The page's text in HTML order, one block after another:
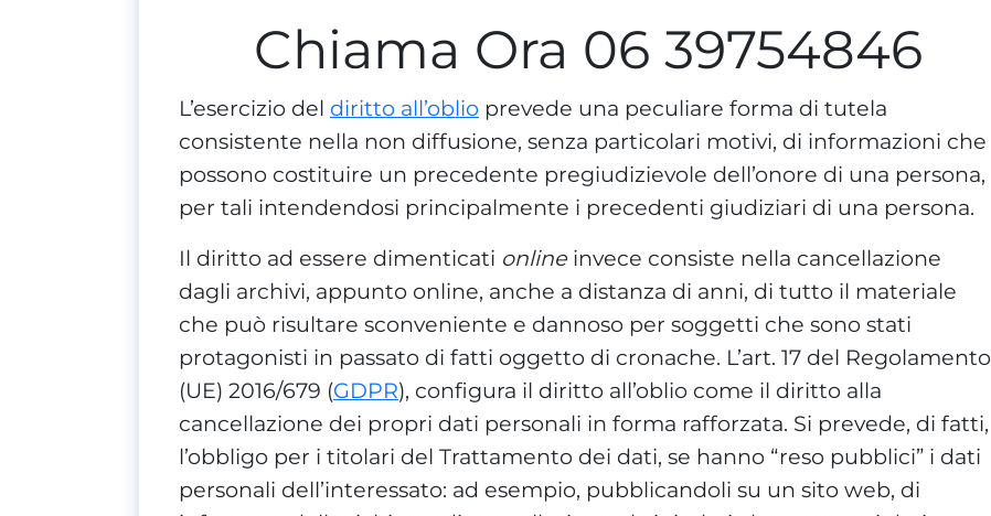
Chiama Ora 06 39754846
L’esercizio del diritto all’oblio prevede una peculiare forma di tutela
consistente nella non diffusione, senza particolari motivi, di informazioni che
possono costituire un precedente pregiudizievole dell’onore di una persona,
per tali intendendosi principalmente i precedenti giudiziari di una persona.
Il diritto ad essere dimenticati onlineinvece consiste nella cancellazione
dagli archivi, appunto online, anche a distanza di anni, di tutto il materiale
che può risultare sconveniente e dannoso per soggetti che sono stati
protagonisti in passato di fatti oggetto di cronache. L’art. 17 del Regolamento
(UE) 2016/679 (GDPR), configura il diritto all’oblio come il diritto alla
cancellazione dei propri dati personali in forma rafforzata. Si prevede, di fatti,
l’obbligo per i titolari del Trattamento dei dati, se hanno “reso pubblici” i dati
personali dell’interessato: ad esempio, pubblicandoli su un sito web, di